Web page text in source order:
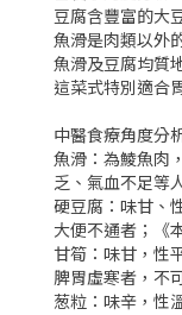
豆腐含豐富的大
魚滑是肉類以外
魚滑及豆腐均質
這菜式特別適合
中醫食療角度分
魚滑：為鯪魚肉
乏、氣血不足等
硬豆腐：味甘、
大便不通者；《
甘筍：味甘，性
脾胃虛寒者，不
葱粒：味辛，性